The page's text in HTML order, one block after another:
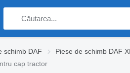
schimb DAF Piese de schimb DAF
cap tractor